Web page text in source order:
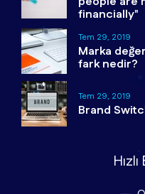
financially"
Tem 29, 2019
Marka
fark nedir?
Tem 29, 2019
Brand